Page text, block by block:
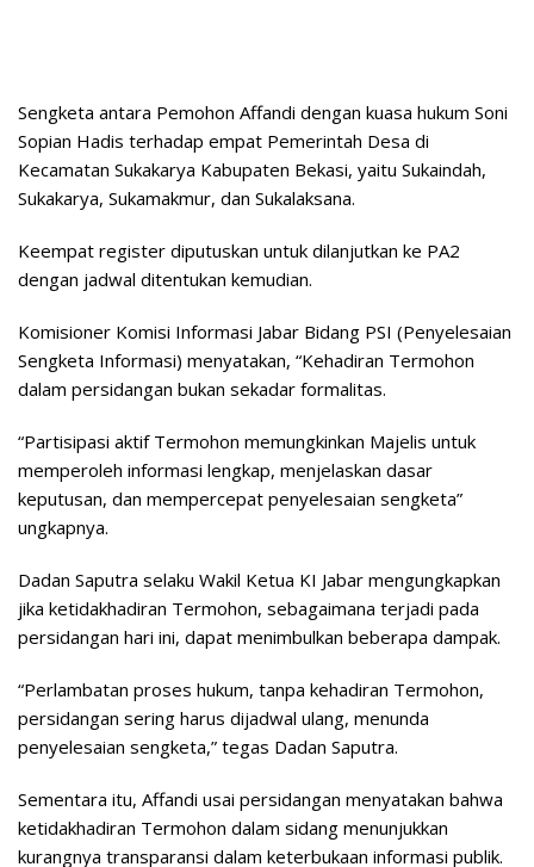
Sengketa antara Pemohon Affandi dengan kuasa hukum Soni
Sopian Hadis terhadap empat Pemerintah Desa di
Kecamatan Sukakarya Kabupaten Bekasi, yaitu Sukaindah,
Sukakarya, Sukamakmur, dan Sukalaksana.
Keempat register diputuskan untuk dilanjutkan ke PA2
dengan jadwal ditentukan kemudian.
Komisioner Komisi Informasi Jabar Bidang PSI (Penyelesaian
Sengketa Informasi) menyatakan, “Kehadiran Termohon
dalam persidangan bukan sekadar formalitas.
“Partisipasi aktif Termohon memungkinkan Majelis untuk
memperoleh informasi lengkap, menjelaskan dasar
keputusan, dan mempercepat penyelesaian sengketa”
ungkapnya.
Dadan Saputra selaku Wakil Ketua KI Jabar mengungkapkan
jika ketidakhadiran Termohon, sebagaimana terjadi pada
persidangan hari ini, dapat menimbulkan beberapa dampak.
“Perlambatan proses hukum, tanpa kehadiran Termohon,
persidangan sering harus dijadwal ulang, menunda
penyelesaian sengketa,” tegas Dadan Saputra.
Sementara itu, Affandi usai persidangan menyatakan bahwa
ketidakhadiran Termohon dalam sidang menunjukkan
kurangnya transparansi dalam keterbukaan informasi publik.